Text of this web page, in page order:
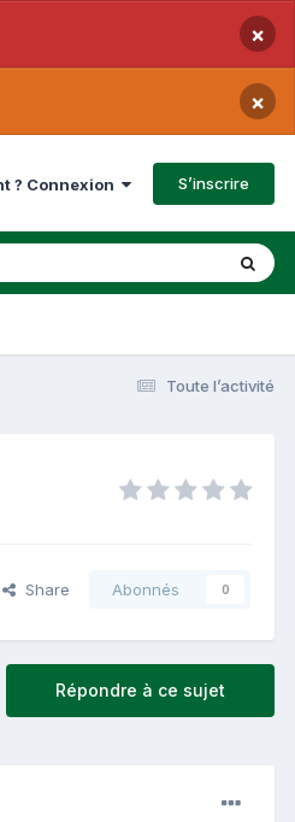
×
×
? Connexion S’inscrire
Toute l’activité
Share Abonnés 0
Répondre à ce sujet